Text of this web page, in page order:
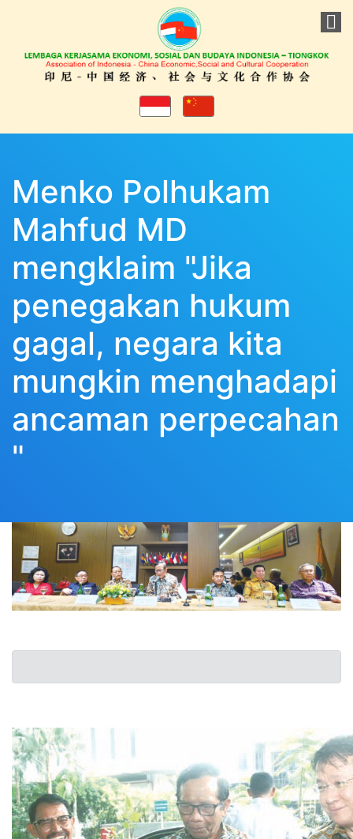
Menko Polhukam
Mahfud MD
mengklaim "Jika
penegakan hukum
gagal, negara kita
mungkin menghadapi
ancaman perpecahan
"